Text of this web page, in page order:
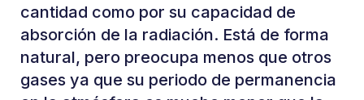
cantidad como por su capacidad de
absorción de la radiación. Está de forma
natural, pero preocupa menos que otros
gases ya que su periodo de permanencia